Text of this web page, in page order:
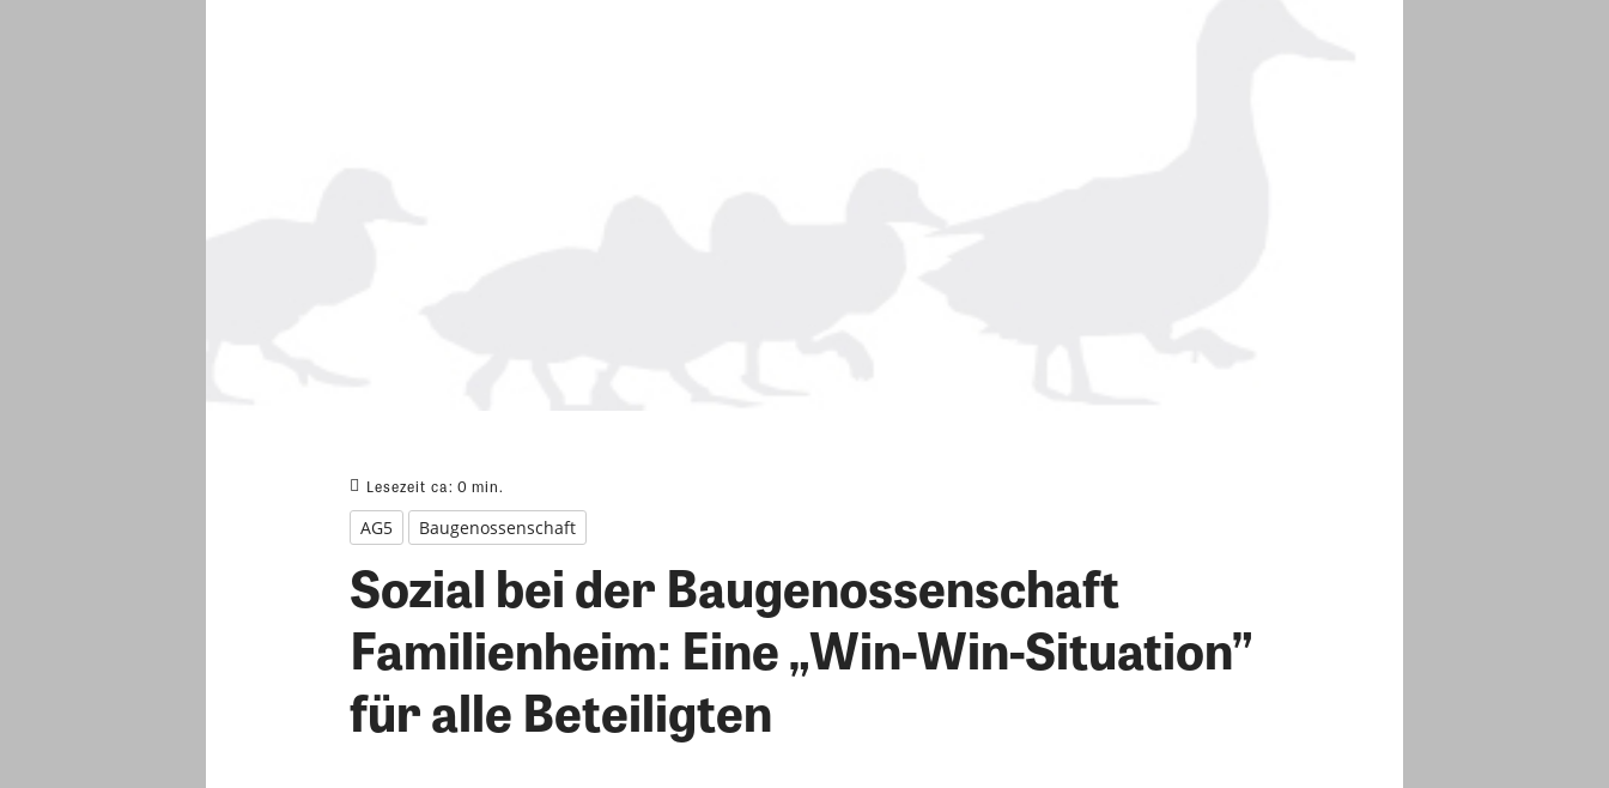
Lesezeit ca: 0 min.
AG5 Baugenossenschaft
Sozial bei der Baugenossenschaft
Familienheim: Eine „Win-Win-Situation”
für alle Beteiligten